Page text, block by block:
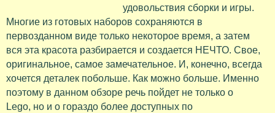
удовольствия сборки и игры.
Многие из готовых наборов сохраняются в
первозданном виде только некоторое время, а затем
вся эта красота разбирается и создается НЕЧТО. Свое,
оригинальное, самое замечательное. И, конечно, всегда
хочется деталек побольше. Как можно больше. Именно
поэтому в данном обзоре речь пойдет не только о
Lego, но и о гораздо более доступных по